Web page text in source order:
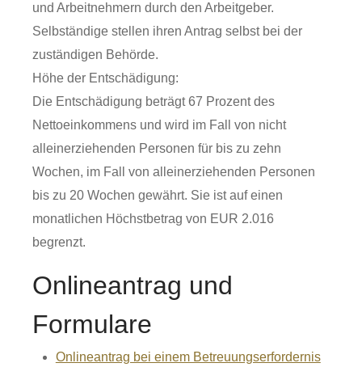
und Arbeitnehmern durch den Arbeitgeber.
Selbständige stellen ihren Antrag selbst bei der
zuständigen Behörde.
Höhe der Entschädigung:
Die Entschädigung beträgt 67 Prozent des
Nettoeinkommens und wird im Fall von nicht
alleinerziehenden Personen für bis zu zehn
Wochen, im Fall von alleinerziehenden Personen
bis zu 20 Wochen gewährt. Sie ist auf einen
monatlichen Höchstbetrag von EUR 2.016
begrenzt.
Onlineantrag und
Formulare
Onlineantrag bei einem Betreuungserfordernis